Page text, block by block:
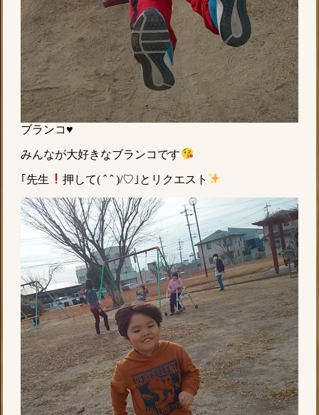
ブランコ♥
みんなが大好きなブランコです
｢先生 押して( ˆ ˆ )/♡｣とリクエスト